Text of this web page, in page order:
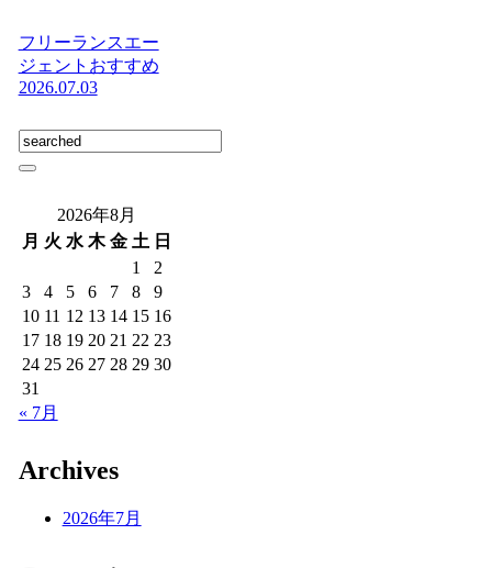
フリーランスエー
ジェントおすすめ
2026.07.03
2026年8月
月 火 水 木 金 土 日
1
2
3
4 5 6 7 8
9
10 11 12 13 14 15 16
17 18 19 20 21 22 23
24 25 26 27 28 29 30
31
« 7月
Archives
2026年7月